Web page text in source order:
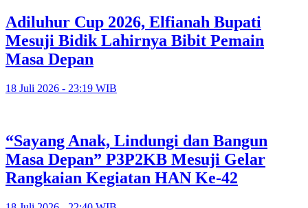
Adiluhur Cup 2026, Elfianah Bupati
Mesuji Bidik Lahirnya Bibit Pemain
Masa Depan
18 Juli 2026 - 23:19 WIB
“Sayang Anak, Lindungi dan Bangun
Masa Depan” P3P2KB Mesuji Gelar
Rangkaian Kegiatan HAN Ke-42